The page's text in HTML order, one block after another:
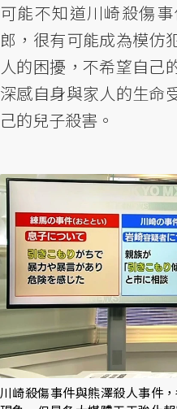
可能不知道川崎殺傷
郎，很有可能成為模仿
人的困擾，不希望自己
深感自身與家人的生命
己的兒子殺害。
川崎殺傷事件與熊澤殺人事件